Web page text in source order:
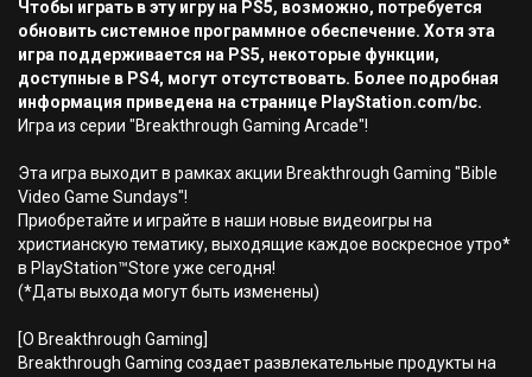
Чтобы играть в эту игру на PS5, возможно, потребуется
обновить системное программное обеспечение. Хотя эта
игра поддерживается на PS5, некоторые функции,
доступные в PS4, могут отсутствовать. Более подробная
информация приведена на странице PlayStation.com/bc.
Игра из серии "Breakthrough Gaming Arcade"!
Эта игра выходит в рамках акции Breakthrough Gaming "Bible
Video Game Sundays"!
Приобретайте и играйте в наши новые видеоигры на
христианскую тематику, выходящие каждое воскресное утро*
в PlayStation™Store уже сегодня!
(*Даты выхода могут быть изменены)
[О Breakthrough Gaming]
Breakthrough Gaming создает развлекательные продукты на